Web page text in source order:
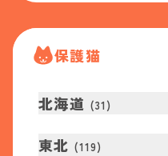
保護猫
北海道 (31 )
東北 (119)